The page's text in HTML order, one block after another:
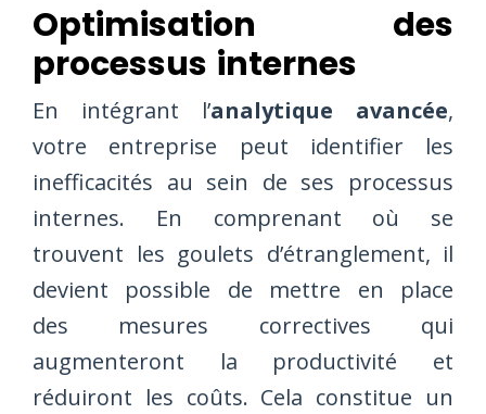
Optimisation des
processus internes
En intégrant l’analytique avancée,
votre entreprise peut identifier les
inefficacités au sein de ses processus
internes. En comprenant où se
trouvent les goulets d’étranglement, il
devient possible de mettre en place
des mesures correctives qui
augmenteront la productivité et
réduiront les coûts. Cela constitue un